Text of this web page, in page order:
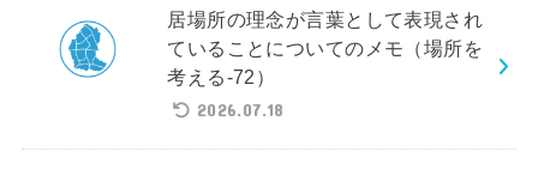
居場所の理念が言葉として表現され
ていることについてのメモ（場所を
考える-72）
2026.07.18